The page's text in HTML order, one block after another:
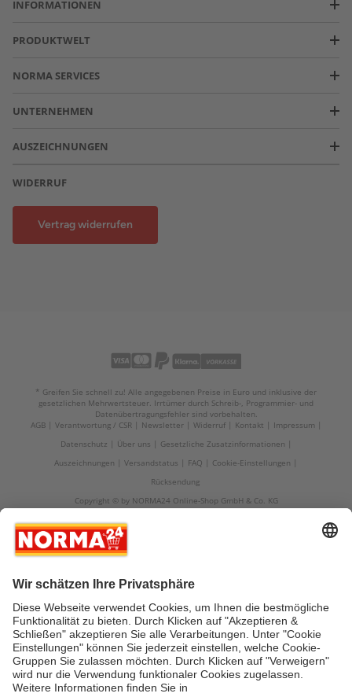
INFORMATIONEN
PRODUKTWELT
NORMA SERVICES
UNTERNEHMEN
AUSZEICHNUNGEN
WIDERRUF
Vertrag widerrufen
* Greifen Sie schnell zu! Alle angegebenen Preise in Euro und inklusive der
gesetzlichen Mehrwertsteuer. Irrtümer durch Schreib-, Programmier- und
Datenübertragungsfehler sind vorbehalten.
AGB
Verantwortung / CSR Newsletter Widerruf Kontakt
Impressum
Datenschutz
Über uns
Gesetzliche Zusatzinformationen
Auszeichnungen
Versandstatus FAQ
Cookie-Einstellungen
Rücksendung
Copyright © by NORMA24 Online-Shop GmbH & Co. KG